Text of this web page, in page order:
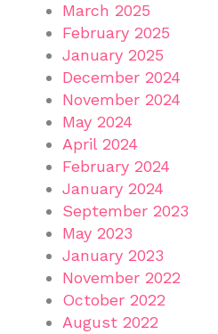
March 2025
February 2025
January 2025
December 2024
November 2024
May 2024
April 2024
February 2024
January 2024
September 2023
May 2023
January 2023
November 2022
October 2022
August 2022